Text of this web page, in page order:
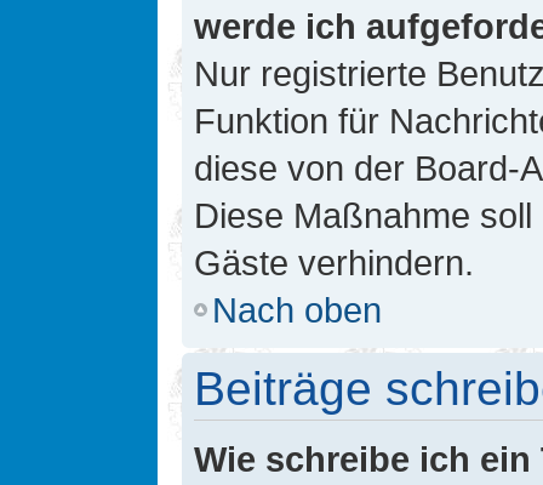
werde ich
Nur registrierte
Funktion für
diese von der Board-
Diese Maßnahme
Gäste verhindern.
Nach oben
Beiträge
Wie schreibe ich ein